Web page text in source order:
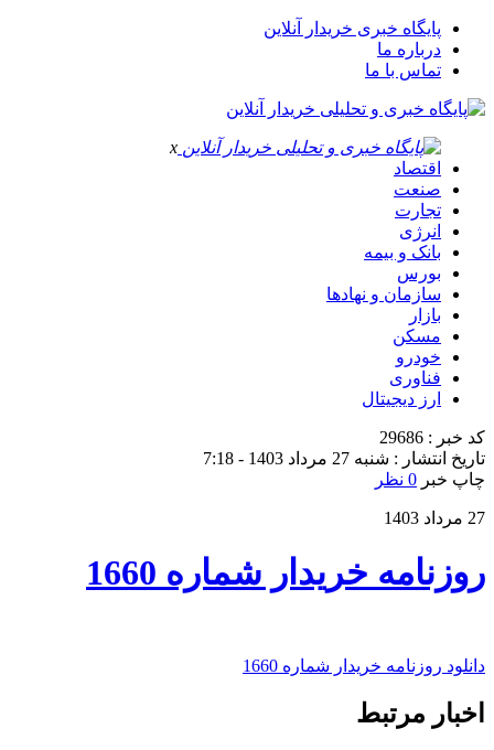
پایگاه خبری خریدار آنلاین
درباره ما
تماس با ما
x
اقتصاد
صنعت
تجارت
انرژی
بانک و بیمه
بورس
سازمان و نهادها
بازار
مسکن
خودرو
فناوری
ارز دیجیتال
کد خبر : 29686
تاریخ انتشار : شنبه 27 مرداد 1403 - 7:18
چاپ خبر 0 نظر
27 مرداد 1403
روزنامه خریدار شماره 1660
دانلود روزنامه خریدار شماره 1660
اخبار مرتبط